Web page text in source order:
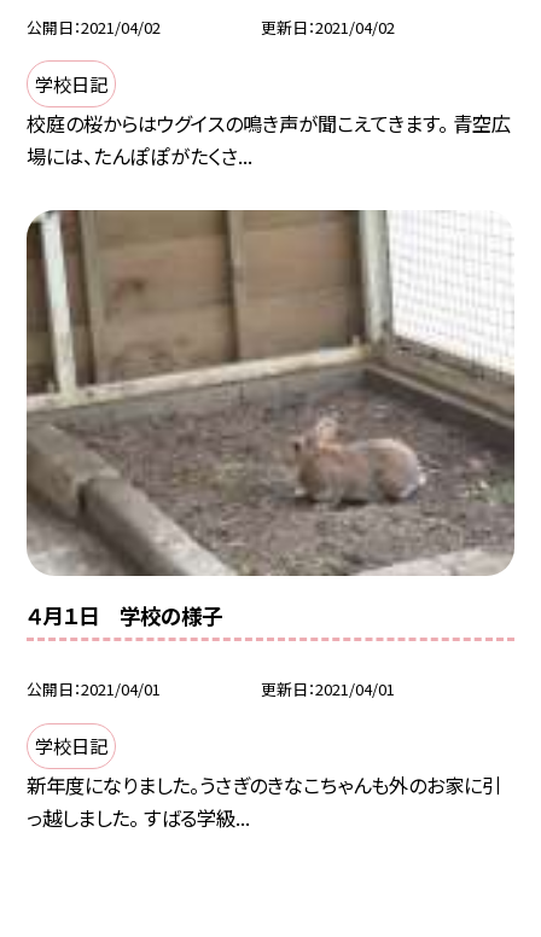
公開日 2021/04/02 更新日 2021/04/02
学校日記
校庭の桜からはウグイスの鳴き声が聞こえてきます。 青空広
場には、たんぽぽがたくさ...
４月１日 学校の様子
公開日 2021/04/01 更新日 2021/04/01
学校日記
新年度になりました。うさぎのきなこちゃんも外のお家に引
っ越しました。 すばる学級...